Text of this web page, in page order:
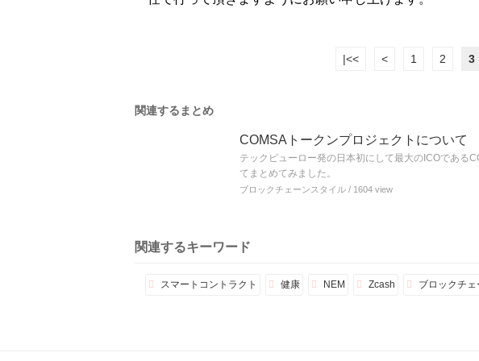
|<< < 1 2 3
関連するまとめ
COMSAトークンプロジェクトについて
テックビューロー発の日本初にして最大のICOである
てまとめてみました。
ブロックチェーンスタイル / 1604 view
関連するキーワード
スマートコントラクト 健康 NEM Zcash ブロックチェ